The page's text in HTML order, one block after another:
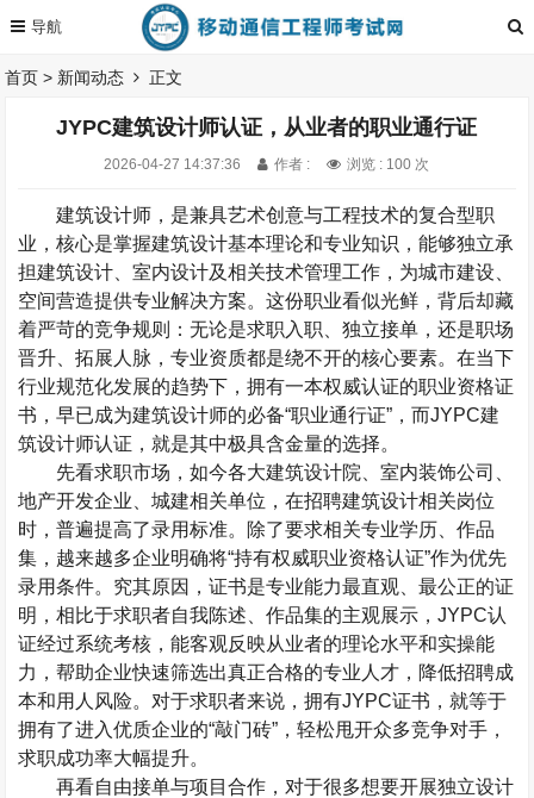
首页 > 新闻动态 正文
JYPC建筑设计师认证，从业者的职业通行证
2026-04-27 14:37:36 作者 : 浏览 : 100 次
建筑设计师，是兼具艺术创意与工程技术的复合型职
业，核心是掌握建筑设计基本理论和专业知识，能够独立承
担建筑设计、室内设计及相关技术管理工作，为城市建设、
空间营造提供专业解决方案。这份职业看似光鲜，背后却藏
着严苛的竞争规则：无论是求职入职、独立接单，还是职场
晋升、拓展人脉，专业资质都是绕不开的核心要素。在当下
行业规范化发展的趋势下，拥有一本权威认证的职业资格证
书，早已成为建筑设计师的必备“职业通行证” ，而JYPC建
筑设计师认证，就是其中极具含金量的选择。
先看求职市场，如今各大建筑设计院、室内装饰公司、
地产开发企业、城建相关单位，在招聘建筑设计相关岗位
时，普遍提高了录用标准。除了要求相关专业学历、作品
集，越来越多企业明确将“持有权威职业资格认证”作为优先
录用条件。究其原因，证书是专业能力最直观、最公正的证
明，相比于求职者自我陈述、作品集的主观展示，JYPC认
证经过系统考核，能客观反映从业者的理论水平和实操能
力，帮助企业快速筛选出真正合格的专业人才，降低招聘成
本和用人风险。对于求职者来说，拥有JYPC证书，就等于
拥有了进入优质企业的“敲门砖” ，轻松甩开众多竞争对手，
求职成功率大幅提升。
再看自由接单与项目合作，对于很多想要开展独立设计